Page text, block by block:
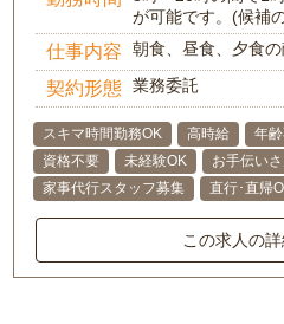
が可能です。(候補
仕事内容 朝食、昼食、夕食
契約形態 業務委託
スキマ時間勤務OK 高時給 年
資格不要
未経験OK
お手伝い
家事代行スタッフ募集
直行･直帰
この求人の